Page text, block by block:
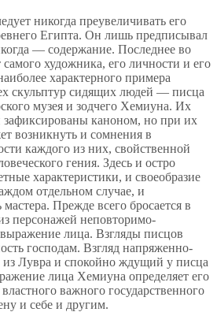
никогда преувеличивать его
Египта. Он лишь предписывал
— содержание. Последнее во
самого художника, его личности и его
характерного примера
скульптур сидящих людей — писца
музея и зодчего Хемиуна. Их
каноном, но при их
возникнуть и сомнения в
каждого из них, свойственной
гения. Здесь и остро
характеристики, и своеобразие
отдельном случае, и
Прежде всего бросается в
персонажей неповторимо-
лица. Взгляды писцов
господам. Взгляд напряженно-
Лувра и спокойно ждущий у писца
лица Хемиуна определяет его
важного государственного
и себе и другим.